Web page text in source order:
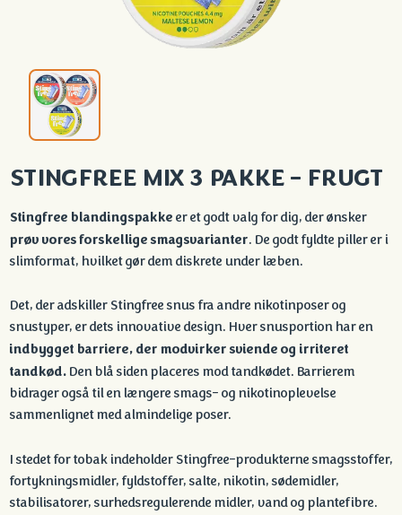
STINGFREE MIX 3 PAKKE – FRUGT
Stingfree blandingspakke er et godt valg for dig, der ønsker
prøv vores forskellige smagsvarianter. De godt fyldte piller er i
slimformat, hvilket gør dem diskrete under læben.
Det, der adskiller Stingfree snus fra andre nikotinposer og
snustyper, er dets innovative design. Hver snusportion har en
indbygget barriere, der modvirker sviende og irriteret
tandkød.Den blå siden placeres mod tandkødet. Barrierem
bidrager også til en længere smags- og nikotinoplevelse
sammenlignet med almindelige poser.
I stedet for tobak indeholder Stingfree-produkterne smagsstoffer,
fortykningsmidler, fyldstoffer, salte, nikotin, sødemidler,
stabilisatorer, surhedsregulerende midler, vand og plantefibre.